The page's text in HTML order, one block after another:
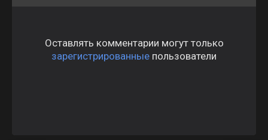
Оставлять комментарии могут только
зарегистрированные пользователи